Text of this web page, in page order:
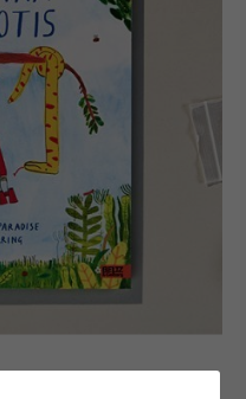
of Pan Macmillan, a division of